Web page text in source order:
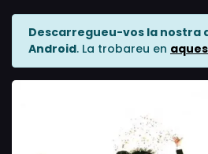
Descarregueu-vos la nostra
Android. La trobareu en